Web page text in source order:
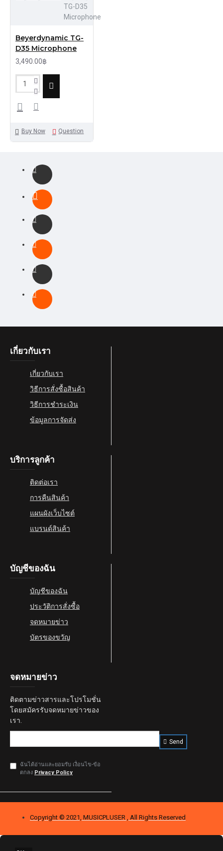
TG-D35
Microphone
Beyerdynamic TG-
D35 Microphone
3,490.00฿
Buy Now Question
เกี่ยวกับเรา
เกี่ยวกับเรา
วิธีการสั่งซื้อสินค้า
วิธีการชำระเงิน
ข้อมูลการจัดส่ง
บริการลูกค้า
ติดต่อเรา
การคืนสินค้า
แผนผังเว็บไซต์
แบรนด์สินค้า
บัญชีของฉัน
บัญชีของฉัน
ประวัติการสั่งซื้อ
จดหมายข่าว
บัตรของขวัญ
จดหมายข่าว
ติดตามข่าวสารและโปรโมชั่น
โดยสมัครรับจดหมายข่าวของ
เรา.
Send
ฉันได้อ่านและยอมรับ เงื่อนไข-ข้อ
ตกลง Privacy Policy
Copyright © 2021, MUSICPLUSER , All Rights Reserved